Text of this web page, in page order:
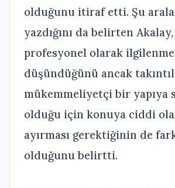
olduğunu itiraf etti. Şu
yazdığını da belirten
profesyonel olarak
düşündüğünü ancak
mükemmeliyetçi bir yapıya
olduğu için konuya ciddi
ayırması gerektiğinin de
olduğunu belirtti.